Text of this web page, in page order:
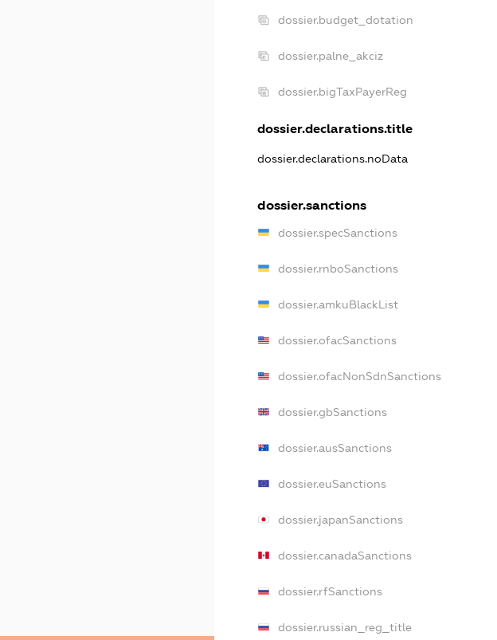
dossier.budget_dotation
dossier.palne_akciz
dossier.bigTaxPayerReg
dossier.declarations.title
dossier.declarations.noData
dossier.sanctions
dossier.specSanctions
dossier.rnboSanctions
dossier.amkuBlackList
dossier.ofacSanctions
dossier.ofacNonSdnSanctions
dossier.gbSanctions
dossier.ausSanctions
dossier.euSanctions
dossier.japanSanctions
dossier.canadaSanctions
dossier.rfSanctions
dossier.russian_reg_title